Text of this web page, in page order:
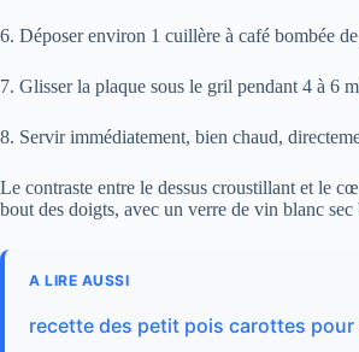
6. Déposer environ 1 cuillère à café bombée
7. Glisser la plaque sous le gril pendant 4 à 6
8. Servir immédiatement, bien chaud,
Le contraste entre le dessus croustillant et le
bout des doigts, avec un verre de vin blanc sec
A LIRE AUSSI
recette des petit pois carottes